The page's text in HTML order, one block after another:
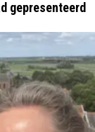
gepresenteerd